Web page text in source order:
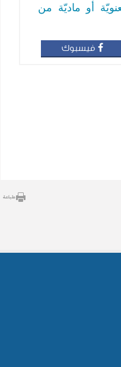
أو ماديّة من
فيسبوك